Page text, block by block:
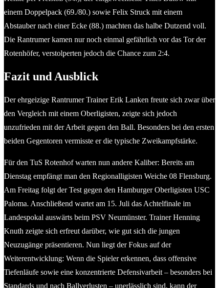
einem Doppelpack (69./80.) sowie Felix Struck mit einem
Abstauber nach einer Ecke (88.) machten das halbe Dutzend voll.
Die Rantrumer kamen nur noch einmal gefährlich vor das Tor der
Rotenhöfer, verstolperten jedoch die Chance zum 2:4.
Fazit und Ausblick
Der ehrgeizige Rantrumer Trainer Erik Lanken freute sich zwar über
den Vergleich mit einem Oberligisten, zeigte sich jedoch
unzufrieden mit der Arbeit gegen den Ball. Besonders bei den ersten
beiden Gegentoren vermisste er die typische Zweikampfstärke.
Für den TuS Rotenhof warten nun andere Kaliber: Bereits am
Dienstag empfängt man den Regionalligisten Weiche 08 Flensburg.
Am Freitag folgt der Test gegen den Hamburger Oberligisten USC
Paloma. Anschließend wartet am 15. Juli das Achtelfinale im
Landespokal auswärts beim PSV Neumünster. Trainer Henning
Knuth zeigte sich erfreut darüber, wie gut sich die jungen
Neuzugänge präsentieren. Nun liegt der Fokus auf der
Weiterentwicklung: Wenn die Spieler erkennen, dass offensive
Tiefenläufe sowie eine konzentrierte Defensivarbeit – besonders bei
Standards und nach Ballverlusten – unerlässlich sind, kann der